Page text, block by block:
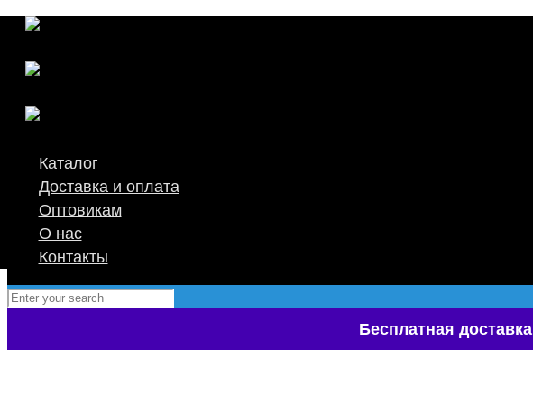
Каталог
Доставка и оплата
Оптовикам
О нас
Контакты
Бесплатная